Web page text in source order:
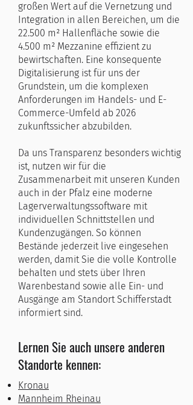
großen Wert auf die Vernetzung und
Integration in allen Bereichen, um die
22.500 m² Hallenfläche sowie die
4.500 m² Mezzanine effizient zu
bewirtschaften. Eine konsequente
Digitalisierung ist für uns der
Grundstein, um die komplexen
Anforderungen im Handels- und E-
Commerce-Umfeld ab 2026
zukunftssicher abzubilden.
Da uns Transparenz besonders wichtig
ist, nutzen wir für die
Zusammenarbeit mit unseren Kunden
auch in der Pfalz eine moderne
Lagerverwaltungssoftware mit
individuellen Schnittstellen und
Kundenzugängen. So können
Bestände jederzeit live eingesehen
werden, damit Sie die volle Kontrolle
behalten und stets über Ihren
Warenbestand sowie alle Ein- und
Ausgänge am Standort Schifferstadt
informiert sind.
Lernen Sie auch unsere anderen
Standorte kennen:
Kronau
Mannheim Rheinau